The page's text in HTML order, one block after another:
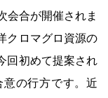
会合が開催されま
クロマグロ資源の
回初めて提案され
の行方です。近